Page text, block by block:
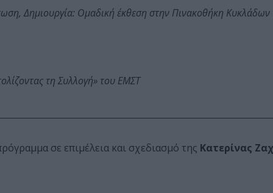
Δημιουργία: Ομαδική έκθεση στην Πινακοθήκη Κυκλάδων
τη Συλλογή» του ΕΜΣΤ
σε επιμέλεια και σχεδιασμό της Κατερίνας